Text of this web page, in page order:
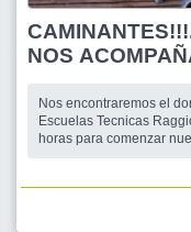
NOS
EL VIAL
Nos encontraremos el
Escuelas Tecnicas
horas para comenzar
de la Gral. Paz hasta la
misma hacia la derech